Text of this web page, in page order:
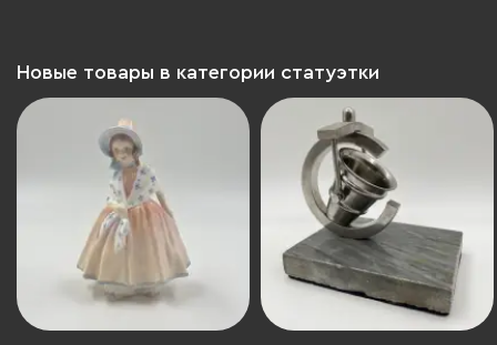
Новые товары в категории статуэтки